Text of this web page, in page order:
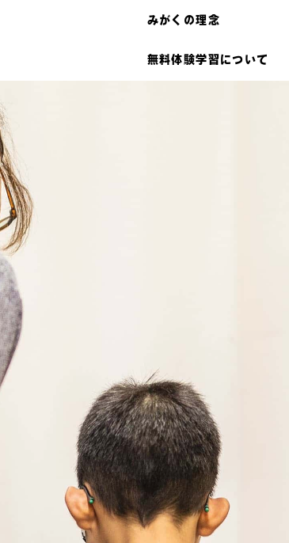
みがくの理念
無料体験学習について